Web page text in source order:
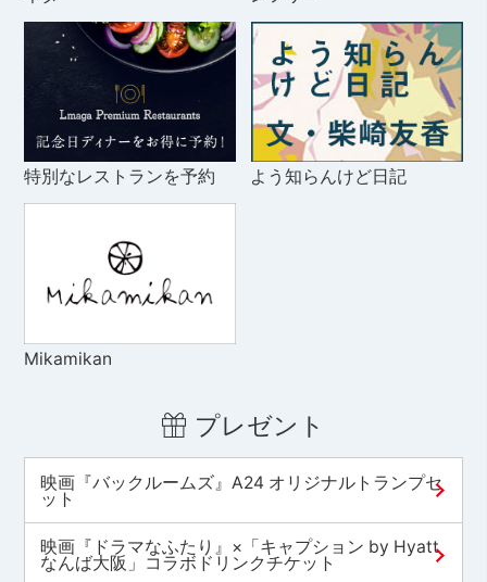
特別なレストランを予約 よう知らんけど日記
Mikamikan
プレゼント
映画『バックルームズ』A24 オリジナルトランプセ
ット
映画『ドラマなふたり』×「キャプション by Hyatt
なんば大阪」コラボドリンクチケット